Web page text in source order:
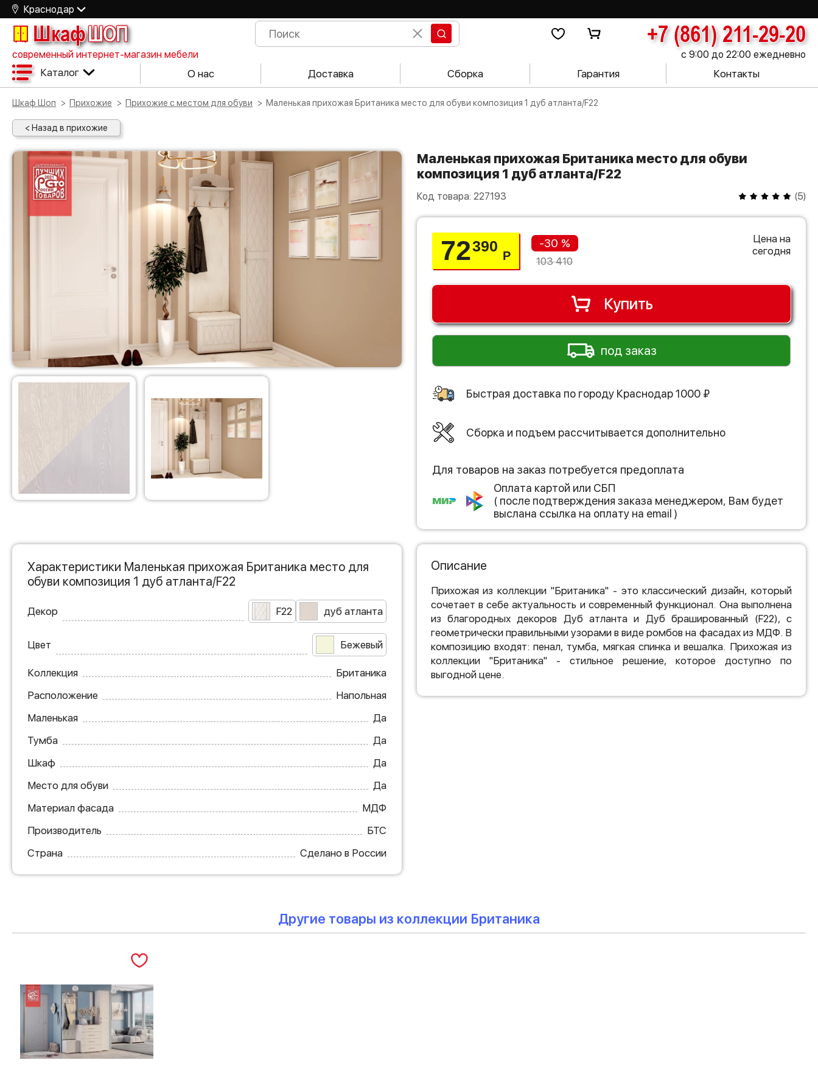
Краснодар
ШкафШОП +7 (861) 211-29-20
современный интернет-магазин мебели с 9:00 до 22:00 ежедневно
Каталог О нас Доставка Сборка Гарантия Контакты
Шкаф Шоп Прихожие Прихожие с местом для обуви Маленькая прихожая Британика место для обуви композиция 1 дуб атланта/F22
< Назад в прихожие
Маленькая прихожая Британика место для обуви
композиция 1 дуб атланта/F22
Код товара: 227193 (5)
72390
Р
-30 %
103 410
Цена на
сегодня
Купить
под заказ
Быстрая доставка по городу Краснодар 1000 ₽
Сборка и подъем рассчитывается дополнительно
Для товаров на заказ потребуется предоплата
Оплата картой или СБП
( после подтверждения заказа менеджером, Вам будет
выслана ссылка на оплату на email )
Характеристики Маленькая прихожая Британика место для
обуви композиция 1 дуб атланта/F22
Декор F22 дуб атланта
Цвет Бежевый
Коллекция
Британика
Расположение
Напольная
Маленькая
Да
Тумба
Да
Шкаф
Да
Место для обуви
Да
Материал фасада
МДФ
Производитель
БТС
Страна
Сделано в России
Описание
Прихожая из коллекции "Британика" - это классический дизайн, который
сочетает в себе актуальность и современный функционал. Она выполнена
из благородных декоров Дуб атланта и Дуб брашированный (F22), с
геометрически правильными узорами в виде ромбов на фасадах из МДФ. В
композицию входят: пенал, тумба, мягкая спинка и вешалка. Прихожая из
коллекции "Британика" - стильное решение, которое доступно по
выгодной цене.
Другие товары из коллекции Британика